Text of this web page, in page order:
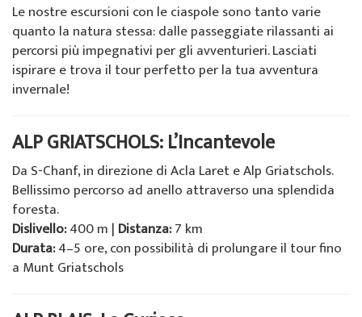
Le nostre escursioni con le ciaspole sono tanto varie
quanto la natura stessa: dalle passeggiate rilassanti ai
percorsi più impegnativi per gli avventurieri. Lasciati
ispirare e trova il tour perfetto per la tua avventura
invernale!
ALP GRIATSCHOLS: L’Incantevole
Da S-Chanf, in direzione di Acla Laret e Alp Griatschols.
Bellissimo percorso ad anello attraverso una splendida
foresta.
Dislivello:400 m | Distanza:7 km
Durata:4–5 ore, con possibilità di prolungare il tour fino
a Munt Griatschols